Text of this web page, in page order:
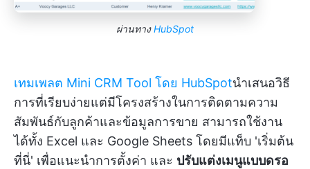
ผ่านทางHubSpot
เทมเพลต Mini CRM Tool โดย HubSpotนำเสนอวิธี
การที่เรียบง่ายแต่มีโครงสร้างในการติดตามความ
สัมพันธ์กับลูกค้าและข้อมูลการขาย สามารถใช้งาน
ได้ทั้ง Excel และ Google Sheets โดยมีแท็บ 'เริ่มต้น
ที่นี่' เพื่อแนะนำการตั้งค่า และ ปรับแต่งเมนูแบบดรอ